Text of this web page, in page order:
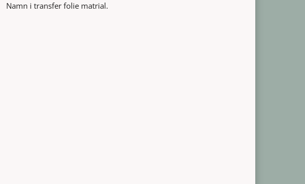
Namn i transfer folie matrial.